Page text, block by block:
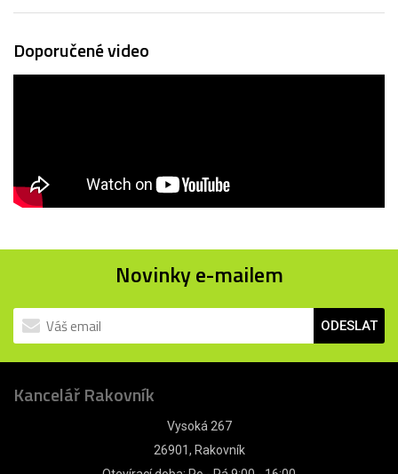
Doporučené video
Novinky e-mailem
ODESLAT
Kancelář Rakovník
Vysoká 267
26901, Rakovník